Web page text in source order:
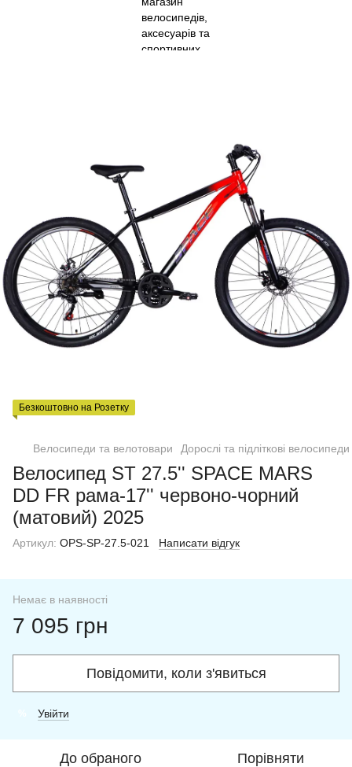
Безкоштовно на Розетку
Велосипеди та велотовари Дорослі та підліткові велосипеди
Велосипед ST 27.5'' SPACE MARS
DD FR рама-17'' червоно-чорний
(матовий) 2025
Артикул: OPS-SP-27.5-021 Написати відгук
Немає в наявності
7 095 грн
Повідомити, коли з'явиться
Увійти
До обраного Порівняти